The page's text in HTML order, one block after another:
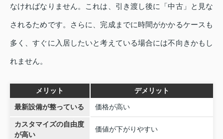
なければなりません。これは、引き渡し後に「中古」と見な
されるためです。さらに、完成までに時間がかかるケースも
多く、すぐに入居したいと考えている場合には不向きかもし
れません。
メリット デメリット
最新設備が整っている 価格が高い
カスタマイズの自由度
が高い
価値が下がりやすい